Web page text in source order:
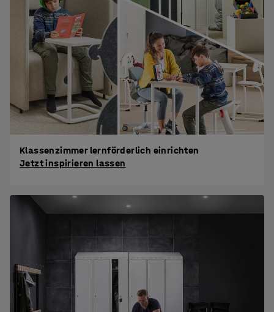
Klassenzimmer lernförderlich einrichten
Jetzt inspirieren lassen